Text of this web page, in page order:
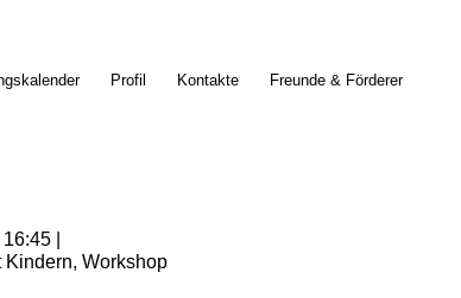
Profil Kontakte Freunde & Förderer
16:45
Kindern Workshop